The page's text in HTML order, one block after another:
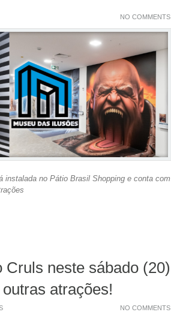
NO COMMENTS
no Pátio Brasil Shopping e conta com
neste sábado (20)
atrações!
NO COMMENTS